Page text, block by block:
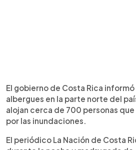
El gobierno de Costa Rica
albergues en la parte norte del
alojan cerca de 700 personas
por las inundaciones.
El periódico La Nación de Costa